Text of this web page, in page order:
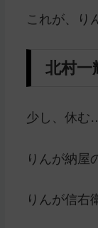
これが、り
北村一
少し、休む
りんが納屋
りんが信右